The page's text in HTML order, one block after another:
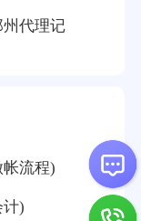
代理记
流程)
)